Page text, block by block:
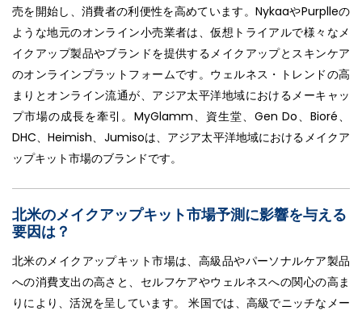
売を開始し、消費者の利便性を高めています。NykaaやPurplleの
ような地元のオンライン小売業者は、仮想トライアルで様々なメ
イクアップ製品やブランドを提供するメイクアップとスキンケア
のオンラインプラットフォームです。ウェルネス・トレンドの高
まりとオンライン流通が、アジア太平洋地域におけるメーキャッ
プ市場の成長を牽引。MyGlamm、資生堂、Gen Do、Bioré、
DHC、Heimish、Jumisoは、アジア太平洋地域におけるメイクア
ップキット市場のブランドです。
北米のメイクアップキット市場予測に影響を与える
要因は？
北米のメイクアップキット市場は、高級品やパーソナルケア製品
への消費支出の高さと、セルフケアやウェルネスへの関心の高ま
りにより、活況を呈しています。 米国では、高級でニッチなメー